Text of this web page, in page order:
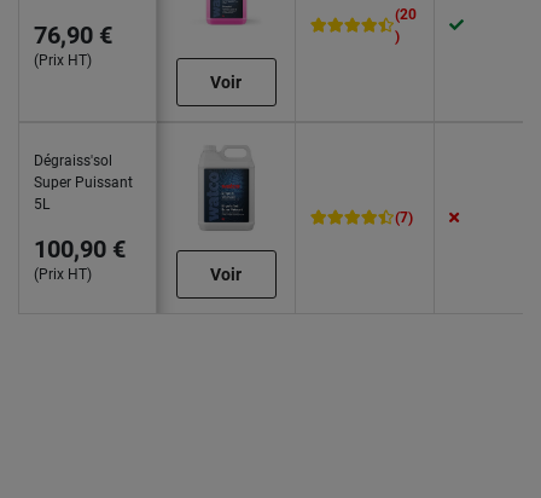
76,90 €
(Prix HT)
Voir
(20
)
Dégraiss'sol
Super Puissant
5L
100,90 €
(Prix HT) Voir
(7)